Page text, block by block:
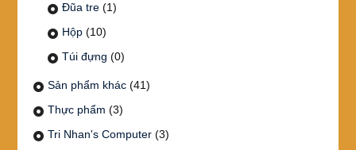
Đũa tre (1)
Hộp (10)
Túi đựng (0)
Sản phẩm khác (41)
Thực phẩm (3)
Tri Nhan's Computer (3)